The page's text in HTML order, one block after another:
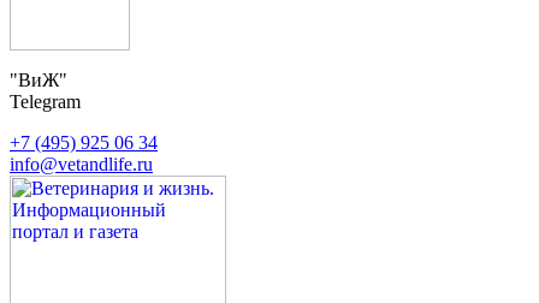
"ВиЖ"
Telegram
+7 (495) 925 06 34
info@vetandlife.ru